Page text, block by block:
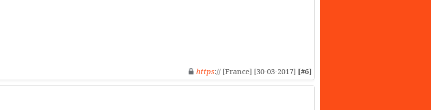
https:// [France] [30-03-2017] [#6]